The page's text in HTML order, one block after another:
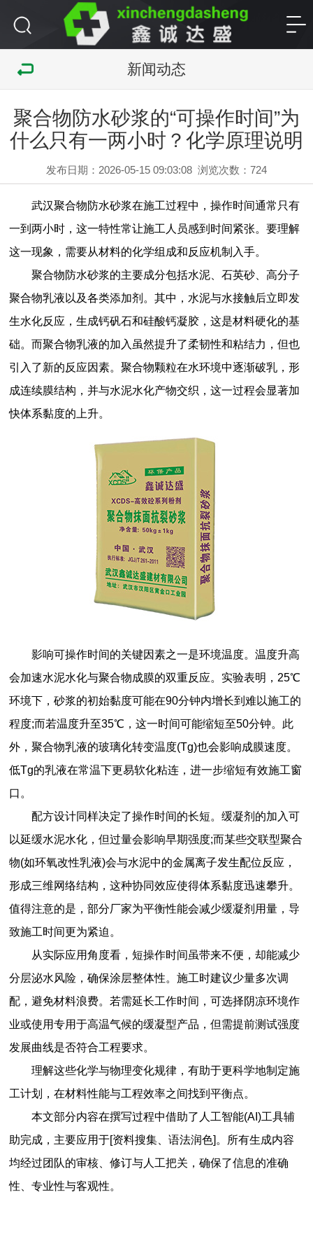
新闻动态
聚合物防水砂浆的“可操作时间”为
什么只有一两小时？化学原理说明
发布日期：2026-05-15 09:03:08 浏览次数：724
武汉聚合物防水砂浆在施工过程中，操作时间通常只有
一到两小时，这一特性常让施工人员感到时间紧张。要理解
这一现象，需要从材料的化学组成和反应机制入手。
聚合物防水砂浆的主要成分包括水泥、石英砂、高分子
聚合物乳液以及各类添加剂。其中，水泥与水接触后立即发
生水化反应，生成钙矾石和硅酸钙凝胶，这是材料硬化的基
础。而聚合物乳液的加入虽然提升了柔韧性和粘结力，但也
引入了新的反应因素。聚合物颗粒在水环境中逐渐破乳，形
成连续膜结构，并与水泥水化产物交织，这一过程会显著加
快体系黏度的上升。
影响可操作时间的关键因素之一是环境温度。温度升高
会加速水泥水化与聚合物成膜的双重反应。实验表明，25℃
环境下，砂浆的初始黏度可能在90分钟内增长到难以施工的
程度;而若温度升至35℃，这一时间可能缩短至50分钟。此
外，聚合物乳液的玻璃化转变温度(Tg)也会影响成膜速度。
低Tg的乳液在常温下更易软化粘连，进一步缩短有效施工窗
口。
配方设计同样决定了操作时间的长短。缓凝剂的加入可
以延缓水泥水化，但过量会影响早期强度;而某些交联型聚合
物(如环氧改性乳液)会与水泥中的金属离子发生配位反应，
形成三维网络结构，这种协同效应使得体系黏度迅速攀升。
值得注意的是，部分厂家为平衡性能会减少缓凝剂用量，导
致施工时间更为紧迫。
从实际应用角度看，短操作时间虽带来不便，却能减少
分层泌水风险，确保涂层整体性。施工时建议少量多次调
配，避免材料浪费。若需延长工作时间，可选择阴凉环境作
业或使用专用于高温气候的缓凝型产品，但需提前测试强度
发展曲线是否符合工程要求。
理解这些化学与物理变化规律，有助于更科学地制定施
工计划，在材料性能与工程效率之间找到平衡点。
本文部分内容在撰写过程中借助了人工智能(AI)工具辅
助完成，主要应用于[资料搜集、语法润色]。所有生成内容
均经过团队的审核、修订与人工把关，确保了信息的准确
性、专业性与客观性。